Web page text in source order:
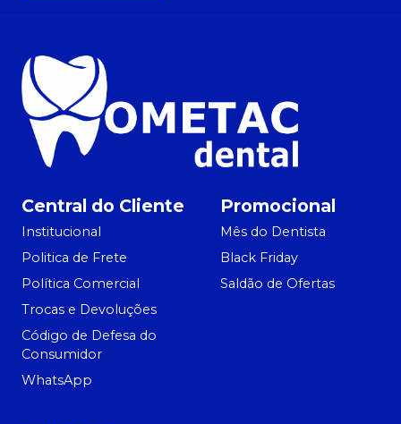
Central do Cliente
Institucional
Politica de Frete
Política Comercial
Trocas e Devoluções
Código de Defesa do
Consumidor
WhatsApp
Promocional
Mês do Dentista
Black Friday
Saldão de Ofertas